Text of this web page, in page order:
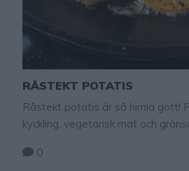
RÅSTEKT POTATIS
Råstekt potatis är så himla gott!
kyckling, vegetarisk mat och
potatisen i rapsolja om du vill äta
0